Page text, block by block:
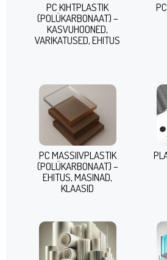
PC KIHTPLASTIK
(POLÜKARBONAAT) –
KASVUHOONED,
VARIKATUSED, EHITUS
PC MASSIIVPLASTIK
(POLÜKARBONAAT) –
EHITUS, MASINAD,
KLAASID